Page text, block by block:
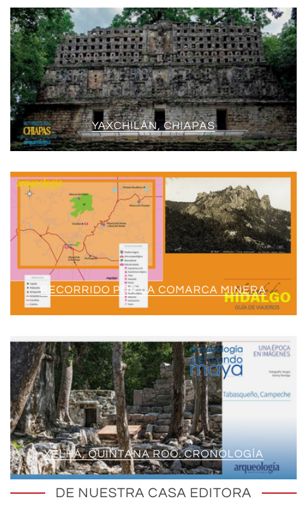
YAXCHILÁN, CHIAPAS
RECORRIDO POR LA COMARCA MINERA
XELHÁ, QUINTANA ROO. CRONOLOGÍA
DE NUESTRA CASA EDITORA